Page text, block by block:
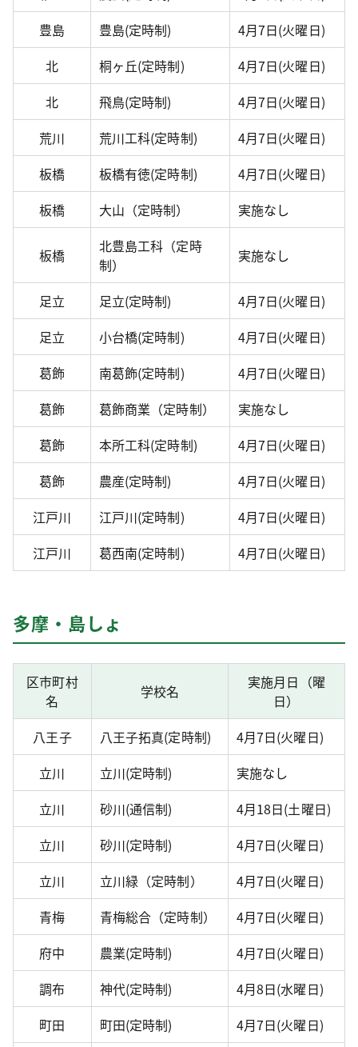
豊島
豊島(定時制)
4月7日(火曜日)
北
桐ヶ丘(定時制)
4月7日(火曜日)
北
飛鳥(定時制)
4月7日(火曜日)
荒川
荒川工科(定時制)
4月7日(火曜日)
板橋
板橋有徳(定時制)
4月7日(火曜日)
板橋
大山（定時制） 実施なし
板橋
北豊島工科（定時
制）
実施なし
足立 足立(定時制)
4月7日(火曜日)
足立
小台橋(定時制)
4月7日(火曜日)
葛飾
南葛飾(定時制)
4月7日(火曜日)
葛飾
葛飾商業（定時制）
実施なし
葛飾
本所工科(定時制)
4月7日(火曜日)
葛飾
農産(定時制)
4月7日(火曜日)
江戸川
江戸川(定時制)
4月7日(火曜日)
江戸川
葛西南(定時制) 4月7日(火曜日)
多摩・島しょ
区市町村
名
学校名
実施月日（曜
日）
八王子
八王子拓真(定時制)
4月7日(火曜日)
立川
立川(定時制)
実施なし
立川
砂川(通信制)
4月18日(土曜日)
立川
砂川(定時制)
4月7日(火曜日)
立川
立川緑（定時制）
4月7日(火曜日)
青梅
青梅総合（定時制）
4月7日(火曜日)
府中
農業(定時制)
4月7日(火曜日)
調布
神代(定時制)
4月8日(水曜日)
町田
町田(定時制)
4月7日(火曜日)